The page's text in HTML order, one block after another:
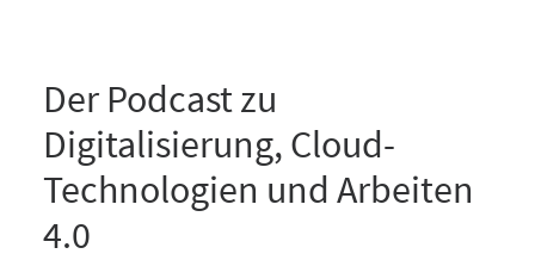
Der Podcast zu
Digitalisierung, Cloud-
Technologien und Arbeiten
4.0